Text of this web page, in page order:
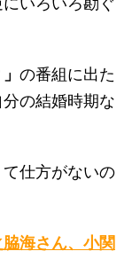
の番組に出た
の結婚時期な
仕方がないの
海さん、小関